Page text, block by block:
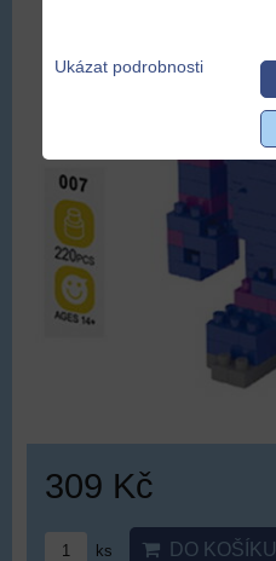
309 Kč
ks DO KOŠÍKU
Ukázat podrobnosti